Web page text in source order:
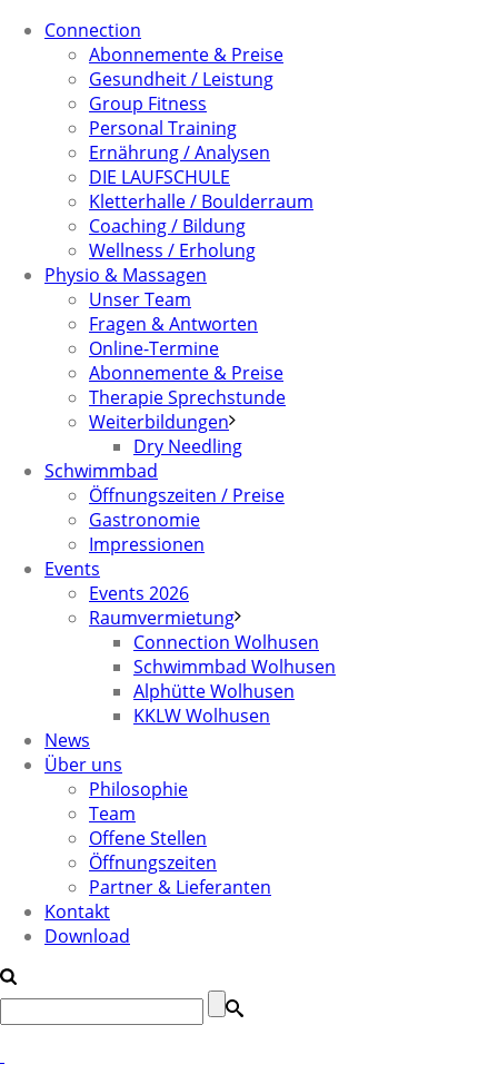
Connection
Abonnemente & Preise
Gesundheit / Leistung
Group Fitness
Personal Training
Ernährung / Analysen
DIE LAUFSCHULE
Kletterhalle / Boulderraum
Coaching / Bildung
Wellness / Erholung
Physio & Massagen
Unser Team
Fragen & Antworten
Online-Termine
Abonnemente & Preise
Therapie Sprechstunde
Weiterbildungen
Dry Needling
Schwimmbad
Öffnungszeiten / Preise
Gastronomie
Impressionen
Events
Events 2026
Raumvermietung
Connection Wolhusen
Schwimmbad Wolhusen
Alphütte Wolhusen
KKLW Wolhusen
News
Über uns
Philosophie
Team
Offene Stellen
Öffnungszeiten
Partner & Lieferanten
Kontakt
Download